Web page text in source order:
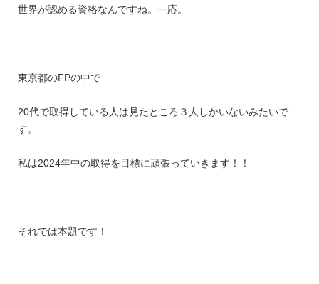
世界が認める資格なんですね。一応。
東京都のFPの中で
20代で取得している人は見たところ３人しかいないみたいで
す。
私は2024年中の取得を目標に頑張っていきます！！
それでは本題です！